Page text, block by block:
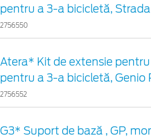
pentru a 3-a bicicletă, Strada
2756550
Atera* Kit de extensie
pentru a 3-a bicicletă, Genio
2756552
G3* Suport de bază , GP,